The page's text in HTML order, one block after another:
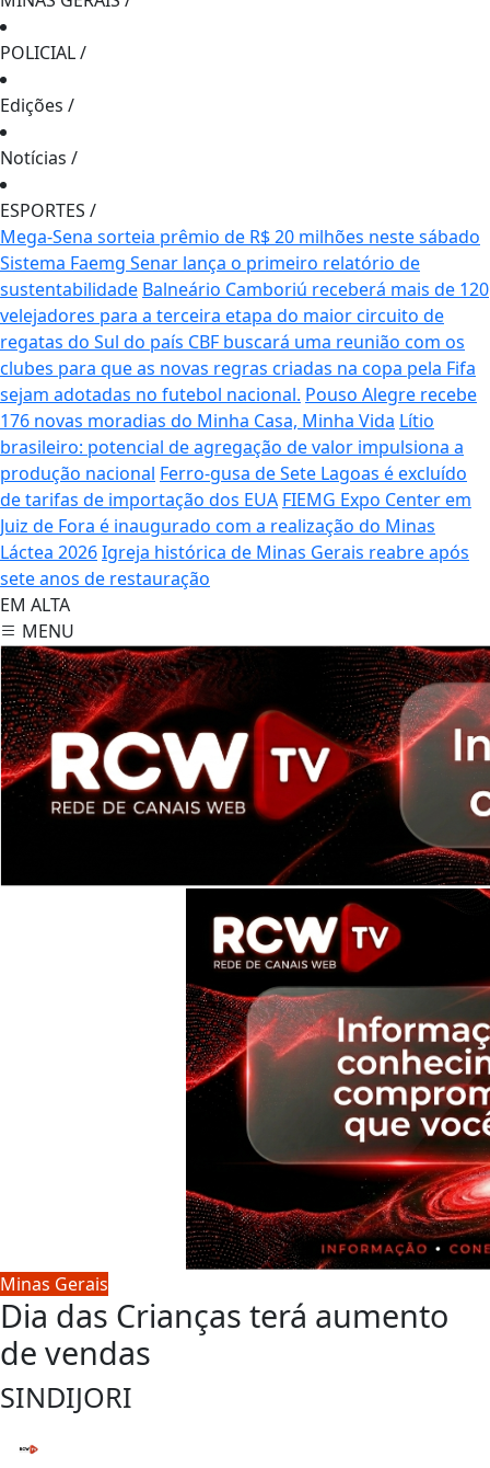
POLICIAL/
Edições /
Notícias /
ESPORTES /
Mega-Sena sorteia prêmio de R$ 20 milhões neste sábado
Sistema Faemg Senar lança o primeiro relatório de
sustentabilidade Balneário Camboriú receberá mais de 120
velejadores para a terceira etapa do maior circuito de
regatas do Sul do país CBF buscará uma reunião com os
clubes para que as novas regras criadas na copa pela Fifa
sejam adotadas no futebol nacional. Pouso Alegre recebe
176 novas moradias do Minha Casa, Minha Vida Lítio
brasileiro: potencial de agregação de valor impulsiona a
produção nacional Ferro-gusa de Sete Lagoas é excluído
de tarifas de importação dos EUA FIEMG Expo Center em
Juiz de Fora é inaugurado com a realização do Minas
Láctea 2026Igreja histórica de Minas Gerais reabre após
sete anos de restauração
EM ALTA
MENU
Minas Gerais
Dia das Crianças terá aumento
de vendas
SINDIJORI